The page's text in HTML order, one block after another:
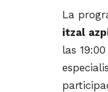
La
itzal
las